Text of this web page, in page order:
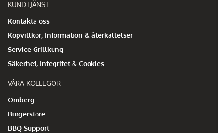
KUNDTJÄNST
Kontakta oss
Köpvillkor, Information & återkallelser
Service Grillkung
Säkerhet, Integritet & Cookies
VÅRA KOLLEGOR
Omberg
Burgerstore
BBQ Support